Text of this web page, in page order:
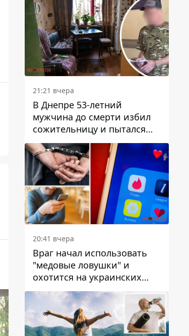
21:21 вчера
В Днепре 53-летний
мужчина до смерти избил
сожительницу и пытался
скрыть преступление:
детали
20:41 вчера
Враг начал использовать
"медовые ловушки" и
охотится на украинских
военнослужащих